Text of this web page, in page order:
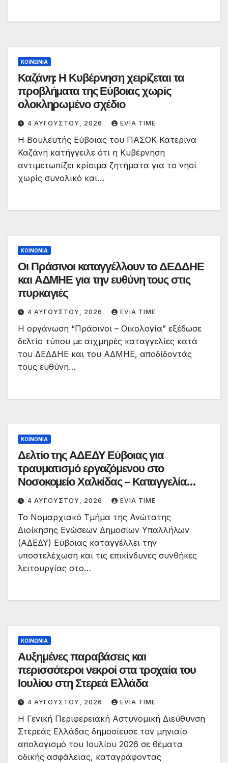
ΚΟΙΝΩΝΙΑ
Καζάνη: Η Κυβέρνηση χειρίζεται τα
προβλήματα της Εύβοιας χωρίς
ολοκληρωμένο σχέδιο
4 ΑΥΓΟΎΣΤΟΥ, 2026 EVIA TIME
Η Βουλευτής Εύβοιας του ΠΑΣΟΚ Κατερίνα
Καζάνη κατήγγειλε ότι η Κυβέρνηση
αντιμετωπίζει κρίσιμα ζητήματα για το νησί
χωρίς συνολικό και…
ΚΟΙΝΩΝΙΑ
Οι Πράσινοι καταγγέλλουν το ΔΕΔΔΗΕ
και ΑΔΜΗΕ για την ευθύνη τους στις
πυρκαγιές
4 ΑΥΓΟΎΣΤΟΥ, 2026 EVIA TIME
Η οργάνωση “Πράσινοι – Οικολογία” εξέδωσε
δελτίο τύπου με αιχμηρές καταγγελίες κατά
του ΔΕΔΔΗΕ και του ΑΔΜΗΕ, αποδίδοντάς
τους ευθύνη…
ΚΟΙΝΩΝΙΑ
Δελτίο της ΑΔΕΔΥ Εύβοιας για
τραυματισμό εργαζόμενου στο
Νοσοκομείο Χαλκίδας – Καταγγελία
υποστελέχωσης
4 ΑΥΓΟΎΣΤΟΥ, 2026 EVIA TIME
Το Νομαρχιακό Τμήμα της Ανώτατης
Διοίκησης Ενώσεων Δημοσίων Υπαλλήλων
(ΑΔΕΔΥ) Εύβοιας καταγγέλλει την
υποστελέχωση και τις επικίνδυνες συνθήκες
λειτουργίας στο…
ΚΟΙΝΩΝΙΑ
Αυξημένες παραβάσεις και
περισσότεροι νεκροί στα τροχαία του
Ιουλίου στη Στερεά Ελλάδα
4 ΑΥΓΟΎΣΤΟΥ, 2026 EVIA TIME
Η Γενική Περιφερειακή Αστυνομική Διεύθυνση
Στερεάς Ελλάδας δημοσίευσε τον μηνιαίο
απολογισμό του Ιουλίου 2026 σε θέματα
οδικής ασφάλειας, καταγράφοντας